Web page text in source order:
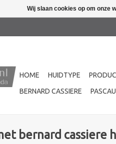
HOME HUIDTYPE
BERNARD CASSIERE
bernard cassiere
Wij slaan cookies op om onze